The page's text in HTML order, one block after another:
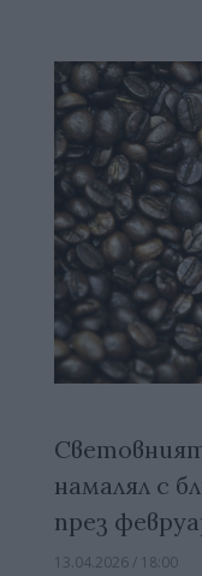
намалял с
през
13.04.2026 / 18:00